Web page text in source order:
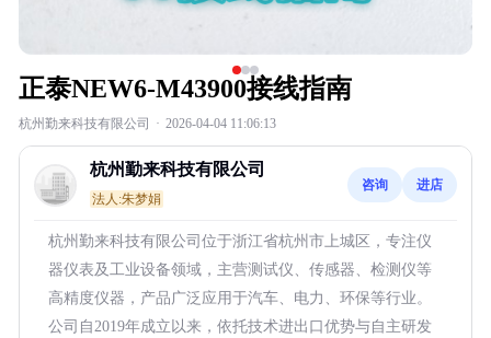
正泰NEW6-M43900接线指南
杭州勤来科技有限公司 · 2026-04-04 11:06:13
杭州勤来科技有限公司
法人:朱梦娟
咨询 进店
杭州勤来科技有限公司位于浙江省杭州市上城区，专注仪
器仪表及工业设备领域，主营测试仪、传感器、检测仪等
高精度仪器，产品广泛应用于汽车、电力、环保等行业。
公司自2019年成立以来，依托技术进出口优势与自主研发